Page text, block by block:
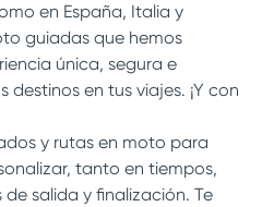
en España, Italia y
guiadas que hemos
única, segura e
en tus viajes. ¡Y con
y rutas en moto para
tanto en tiempos,
salida y finalización. Te